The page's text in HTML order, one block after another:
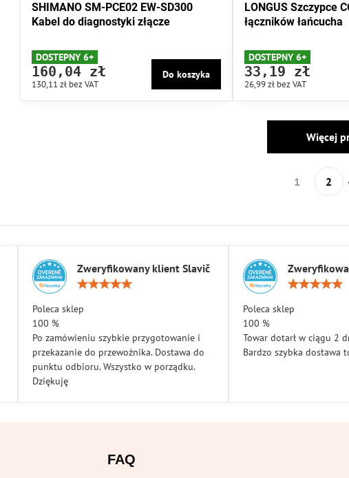
SHIMANO SM-PCE02 EW-SD300
Kabel do diagnostyki złącze
DOSTEPNY 6+
160,04 zł
130,11 zł bez VAT
Do koszyka
LONGUS Szczypce
łączników łańcucha
DOSTEPNY 6+
33,19 zł
26,99 zł bez VAT
Więcej
1 2
Zweryfikowany klient Slavič
Poleca sklep
100 %
Po zamówieniu szybkie przygotowanie i
przekazanie do przewoźnika. Dostawa do
punktu odbioru. Wszystko w porządku.
Dziękuję
Poleca sklep
100 %
Towar dotarł w ciągu 2
Bardzo szybka dostawa
FAQ